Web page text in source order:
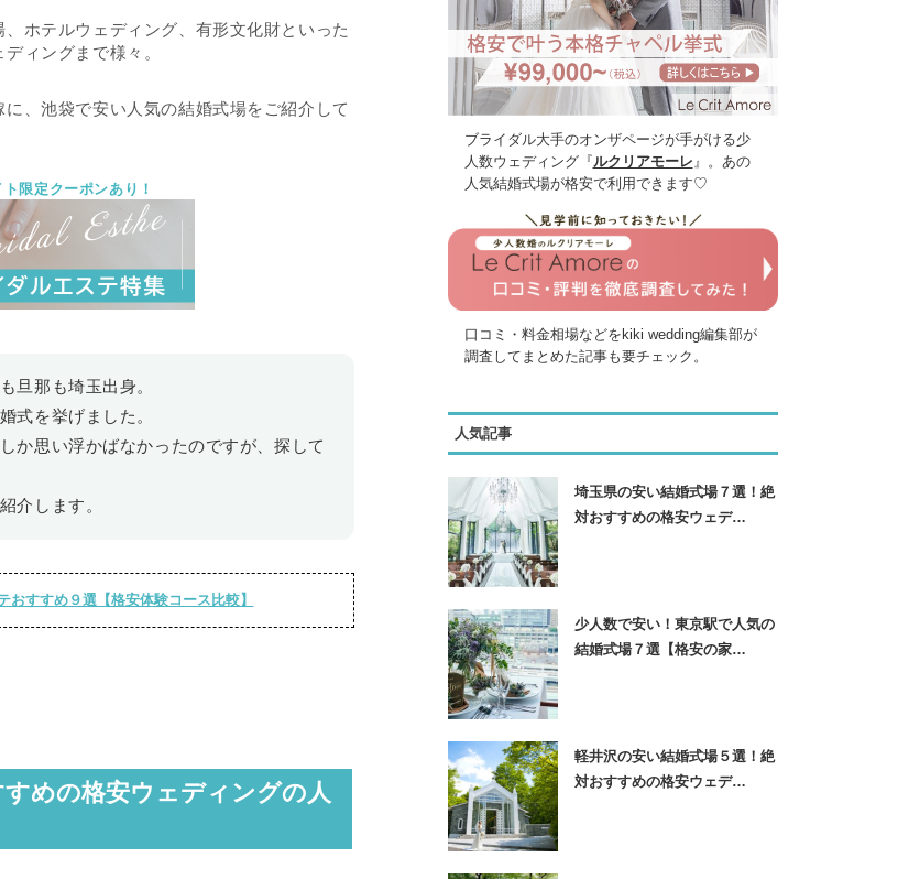
ホテルウェディング、有形文化財といった
ィングまで様々。
、池袋で安い人気の結婚式場をご紹介して
限定クーポンあり！
旦那も埼玉出身。
式を挙げました。
か思い浮かばなかったのですが、探して
介します。
すすめ９選【格安体験コース比較】
めの格安ウェディングの人
ブライダル大手のオンザページが手がける少
人数ウェディング『ルクリアモーレ』。あの
人気結婚式場が格安で利用できます♡
口コミ・料金相場などをkiki wedding編集部が
調査してまとめた記事も要チェック。
人気記事
埼玉県の安い結婚式場７選！絶
対おすすめの格安ウェデ…
少人数で安い！東京駅で人気の
結婚式場７選【格安の家…
軽井沢の安い結婚式場５選！絶
対おすすめの格安ウェデ…